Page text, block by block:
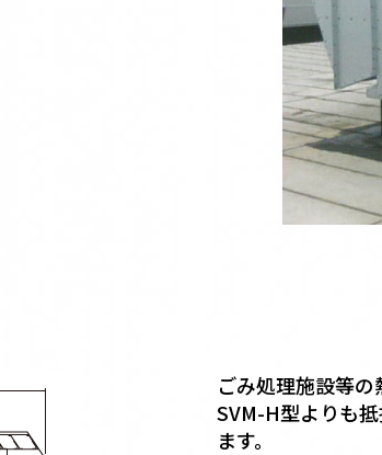
ごみ処理施設等の
SVM-H型よりも
ます。